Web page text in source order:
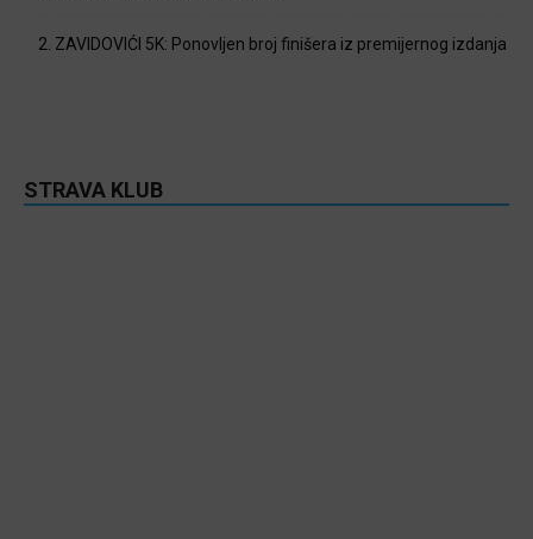
2. ZAVIDOVIĆI 5K: Ponovljen broj finišera iz premijernog izdanja
STRAVA KLUB